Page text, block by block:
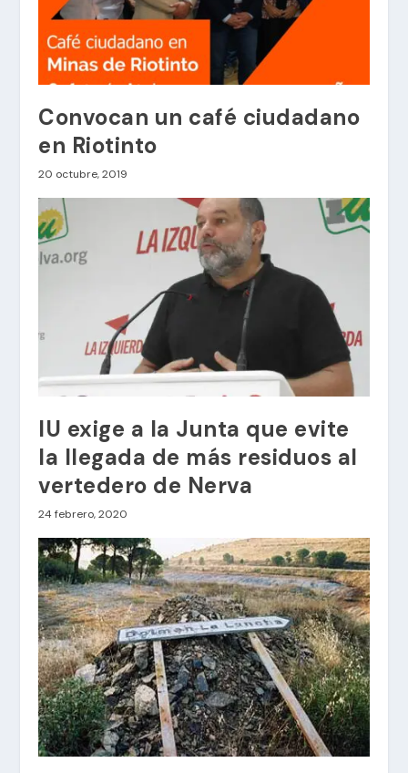
Convocan un café ciudadano
en Riotinto
20 octubre, 2019
IU exige a la Junta que evite
la llegada de más residuos al
vertedero de Nerva
24 febrero, 2020